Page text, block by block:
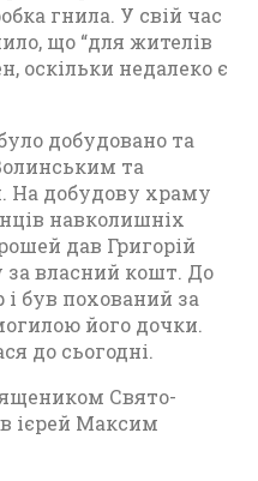
гнила. У свій час
що “для жителів
оскільки недалеко є
добудовано та
та
добудову храму
навколишніх
дав Григорій
за власний кошт. До
і був похований за
його дочки.
до сьогодні.
Свято-
ієрей Максим